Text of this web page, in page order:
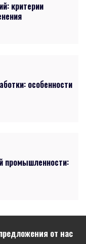
критерии
особенности
промышленности:
от нас